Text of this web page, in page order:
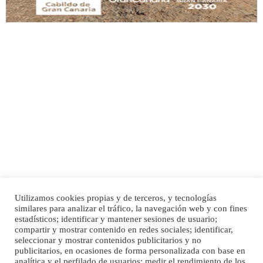
Ninfa perdida
El día 5 se los perdió una ninfa papillera, asustada tiene miedo a la calle, se
perdió por la zon...
Leales.org » Gran Canaria | 6.7.2025
Inicio Publicidad
Política de privacidad
Aviso Legal
Cláusula de Cookies
Enlaces de interés
Utilizamos cookies propias y de terceros, y tecnologías
similares para analizar el tráfico, la navegación web y con fines
estadísticos; identificar y mantener sesiones de usuario;
compartir y mostrar contenido en redes sociales; identificar,
seleccionar y mostrar contenidos publicitarios y no
publicitarios, en ocasiones de forma personalizada con base en